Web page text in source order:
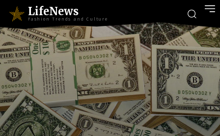
LifeNews
Fashion Trends and Culture